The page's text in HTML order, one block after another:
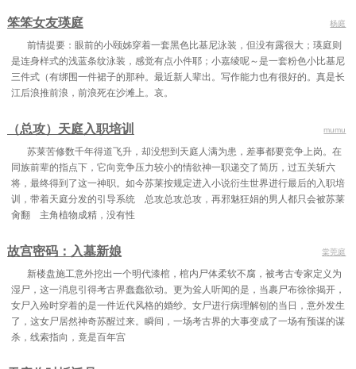
第七十三章 引诱 第七十五章 牧云清的决定
第七十六章 安排 第七十七章 阴谋展开 第七十八章 主动出击
第八十八章 商谈会 第八十九章 比试 上 第九十章 比试 中
第九十一章 比试 下 第九十二章 一拳放倒 第九十三章 承受不起!
第九十七章 及时
第一百章 讥讽 第一百零一章 清风子的忍耐 第一百零二章 击杀
第一百零六章 交流会 二
笨笨女友瑛庭 杨庭
前情提要：眼前的小颐姊穿着一套黑色比基尼泳装，但没有露很大；瑛庭则
是连身样式的浅蓝条纹泳装，感觉有点小件耶；小嘉绫呢～是一套粉色小比基尼
三件式（有绑围一件裙子的那种。最近新人辈出。写作能力也有很好的。真是长
江后浪推前浪，前浪死在沙滩上。哀。
（总攻）天庭入职培训 mumu
苏莱苦修数千年得道飞升，却没想到天庭人满为患，差事都要竞争上岗。在
同族前辈的指点下，它向竞争压力较小的情欲神一职递交了简历，过五关斩六
将，最终得到了这一神职。如今苏莱按规定进入小说衍生世界进行最后的入职培
训，带着天庭分发的引导系统 总攻总攻总攻，再邪魅狂娟的男人都只会被苏莱
肏翻 主角植物成精，没有性
故宫密码：入墓新娘 棠莞庭
新楼盘施工意外挖出一个明代漆棺，棺内尸体柔软不腐，被考古专家定义为
湿尸，这一消息引得考古界蠢蠢欲动。更为耸人听闻的是，当裹尸布徐徐揭开，
女尸入殓时穿着的是一件近代风格的婚纱。女尸进行病理解刨的当日，意外发生
了，这女尸居然神奇苏醒过来。瞬间，一场考古界的大事变成了一场有预谋的谋
杀，线索指向，竟是百年宫